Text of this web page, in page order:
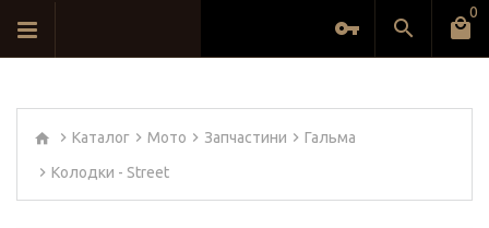
0
Каталог Мото Запчастини Гальма
Колодки - Street